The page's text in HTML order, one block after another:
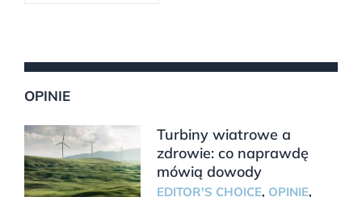
OPINIE
Turbiny wiatrowe a
zdrowie: co naprawdę
mówią dowody
EDITOR'S CHOICE, OPINIE,